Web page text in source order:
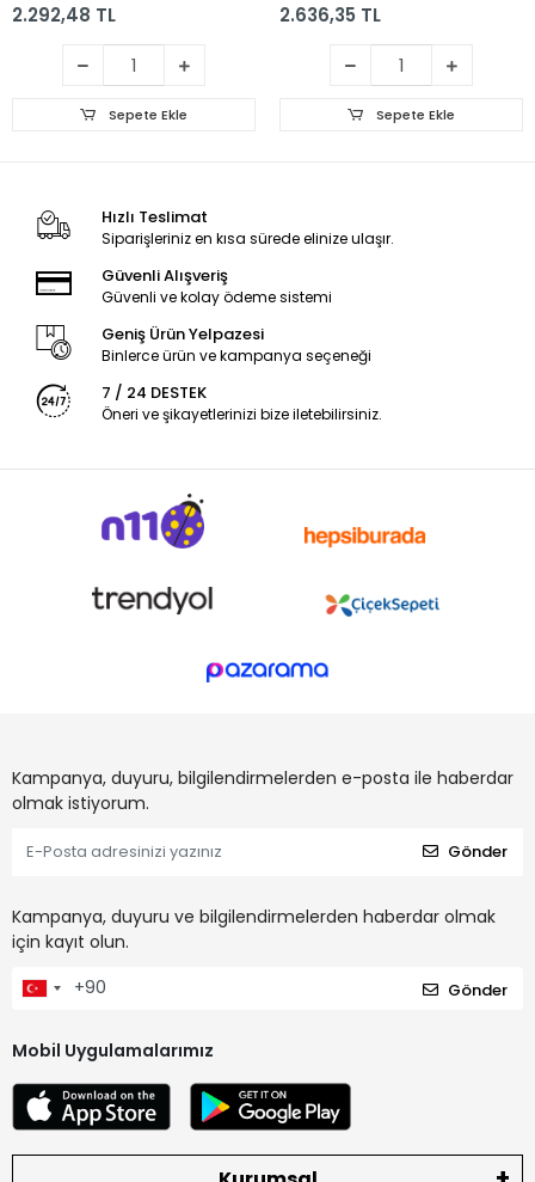
2.292,48 TL
Sepete Ekle
2.636,35 TL
Sepete Ekle
Hızlı Teslimat
Siparişleriniz en kısa sürede elinize ulaşır.
Güvenli Alışveriş
Güvenli ve kolay ödeme sistemi
Geniş Ürün Yelpazesi
Binlerce ürün ve kampanya seçeneği
7 / 24 DESTEK
Öneri ve şikayetlerinizi bize iletebilirsiniz.
Kampanya, duyuru, bilgilendirmelerden e-posta ile haberdar
olmak istiyorum.
Gönder
Kampanya, duyuru ve bilgilendirmelerden haberdar olmak
için kayıt olun.
Gönder
Mobil Uygulamalarımız